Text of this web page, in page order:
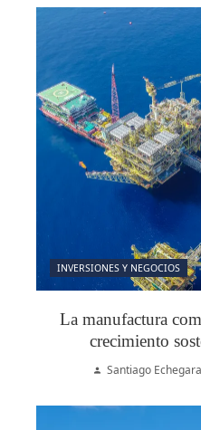
INVERSIONES Y NEGOCIOS
La manufactura
crecimiento
Santiago